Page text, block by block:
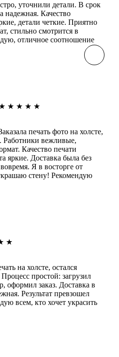
уточнили детали. В срок
надежная. Качество
детали четкие. Приятно
стильно смотрится в
отличное соотношение
★ ★ ★ ★
печать фото на холсте,
Работники вежливые,
Качество печати
яркие. Доставка была без
Я в восторге от
стену! Рекомендую
★
на холсте, остался
простой: загрузил
оформил заказ. Доставка в
Результат превзошел
всем, кто хочет украсить